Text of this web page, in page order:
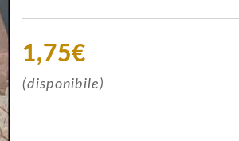
1,75€
(disponibile)